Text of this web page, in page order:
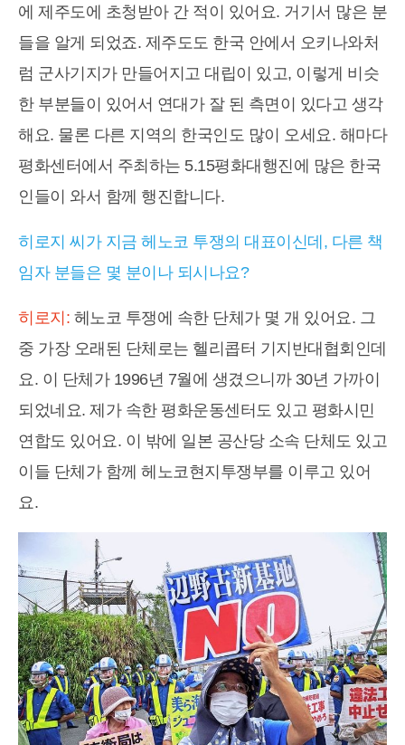
에 제주도에 초청받아 간 적이 있어요. 거기서 많은 분
들을 알게 되었죠. 제주도도 한국 안에서 오키나와처
럼 군사기지가 만들어지고 대립이 있고, 이렇게 비슷
한 부분들이 있어서 연대가 잘 된 측면이 있다고 생각
해요. 물론 다른 지역의 한국인도 많이 오세요. 해마다
평화센터에서 주최하는 5.15평화대행진에 많은 한국
인들이 와서 함께 행진합니다.
히로지 씨가 지금 헤노코 투쟁의 대표이신데, 다른 책
임자 분들은 몇 분이나 되시나요?
히로지: 헤노코 투쟁에 속한 단체가 몇 개 있어요. 그
중 가장 오래된 단체로는 헬리콥터 기지반대협회인데
요. 이 단체가 1996년 7월에 생겼으니까 30년 가까이
되었네요. 제가 속한 평화운동센터도 있고 평화시민
연합도 있어요. 이 밖에 일본 공산당 소속 단체도 있고
이들 단체가 함께 헤노코현지투쟁부를 이루고 있어
요.